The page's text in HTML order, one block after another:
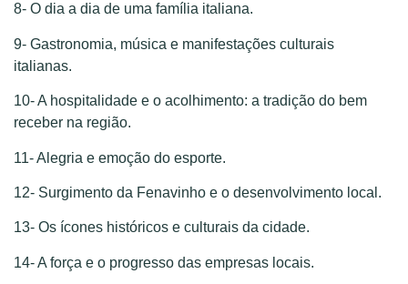
8- O dia a dia de uma família italiana.
9- Gastronomia, música e manifestações culturais
italianas.
10- A hospitalidade e o acolhimento: a tradição do bem
receber na região.
11- Alegria e emoção do esporte.
12- Surgimento da Fenavinho e o desenvolvimento local.
13- Os ícones históricos e culturais da cidade.
14- A força e o progresso das empresas locais.